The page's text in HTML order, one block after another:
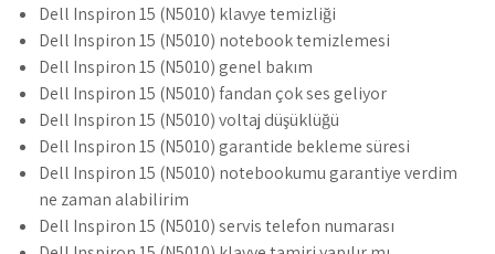
Dell Inspiron 15 (N5010) klavye temizliği
Dell Inspiron 15 (N5010) notebook temizlemesi
Dell Inspiron 15 (N5010) genel bakım
Dell Inspiron 15 (N5010) fandan çok ses geliyor
Dell Inspiron 15 (N5010) voltaj düşüklüğü
Dell Inspiron 15 (N5010) garantide bekleme süresi
Dell Inspiron 15 (N5010) notebookumu garantiye verdim
ne zaman alabilirim
Dell Inspiron 15 (N5010) servis telefon numarası